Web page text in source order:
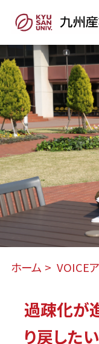
ホーム VOICE
過疎化が
り戻したい